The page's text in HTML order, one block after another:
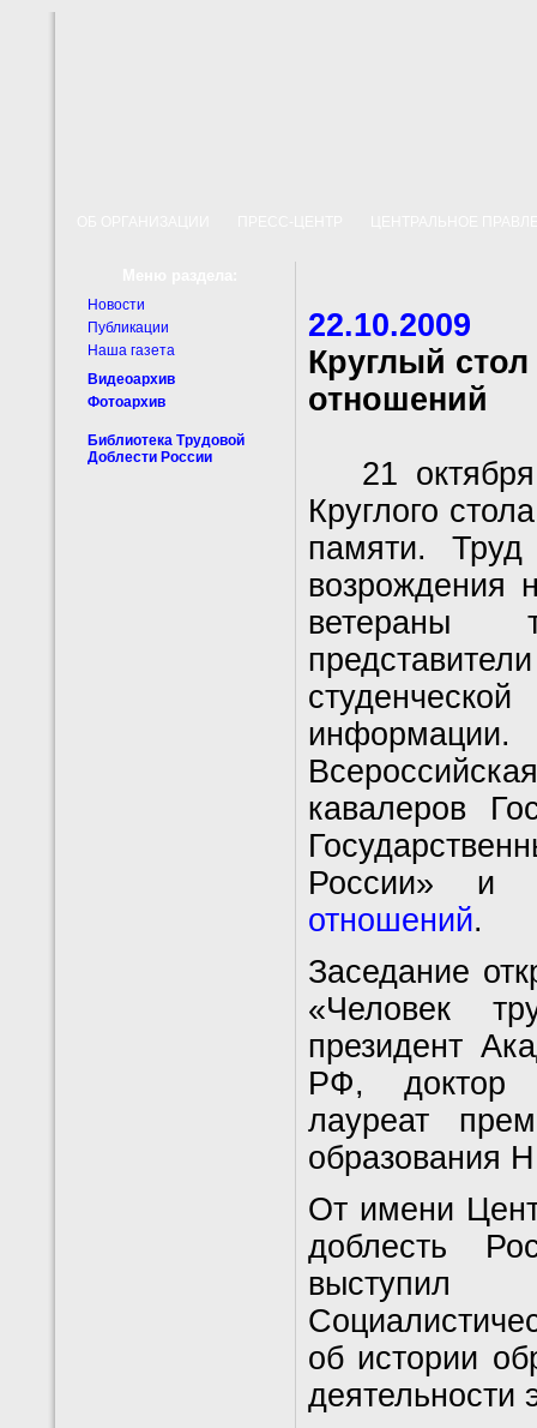
Новости
Публикации
Наша газета
Видеоархив
Фотоархив
Библиотека Трудовой
Доблести России
22.10.2009
Круглый
отношений
21 октября
Круглого
памяти. Труд
возрождения
ветераны
кавалеров
России» и
отношений.
Заседание
«Человек
президент
РФ, доктор
лауреат
образования
От имени
доблесть
выступил
об истории
деятельности